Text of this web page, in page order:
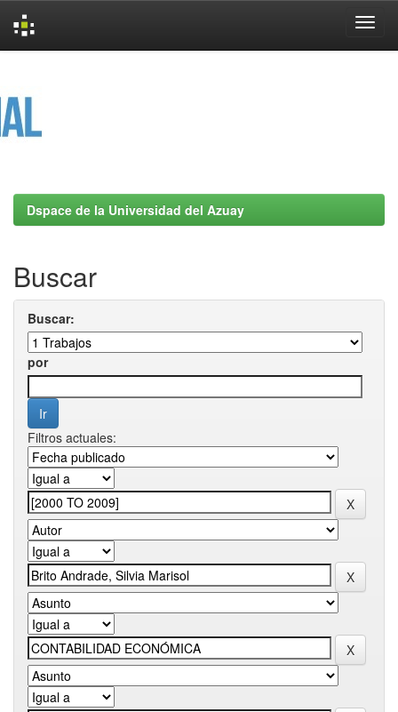
Dspace de la Universidad del Azuay
Buscar
Buscar:
por
Filtros actuales: